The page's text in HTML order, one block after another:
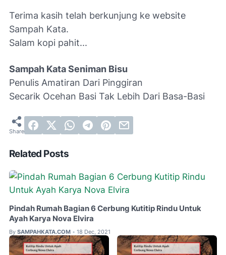
Terima kasih telah berkunjung ke website
Sampah Kata.
Salam kopi pahit...
Sampah Kata Seniman Bisu
Penulis Amatiran Dari Pinggiran
Secarik Ocehan Basi Tak Lebih Dari Basa-Basi
Related Posts
Pindah Rumah Bagian 6 Cerbung Kutitip Rindu Untuk
Ayah Karya Nova Elvira
By SAMPAHKATA.COM • 18 Dec, 2021